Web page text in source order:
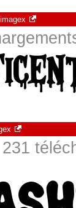
imagex